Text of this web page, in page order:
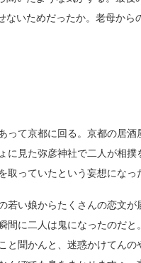
いためだったか。老母か
て京都に回る。京都の居
に見た弥彦神社で二人が相
っていたという妄想になっ
い娘からたくさんの恋文
に二人は鬼になったのだ
と聞かんと、迷惑かけてん